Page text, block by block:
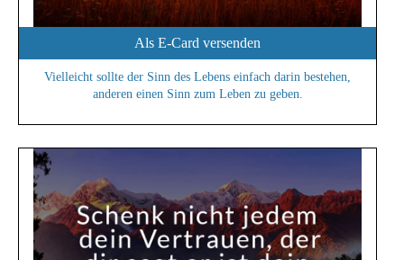
Als E-Card versenden
Vielleicht sollte der Sinn des Lebens einfach darin bestehen,
anderen einen Sinn zum Leben zu geben.